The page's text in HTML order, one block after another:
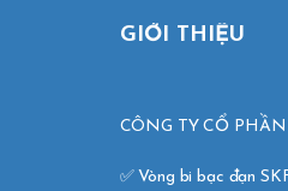
GIỚI THIỆU
CÔNG TY CỔ
✅ Vòng bi bạc đạn